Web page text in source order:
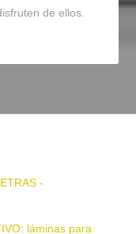
de ellos.
-
láminas para